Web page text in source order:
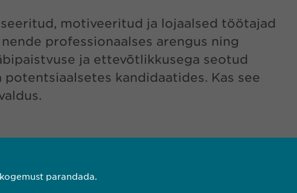
motiveeritud ja lojaalsed töötajad
professionaalses arengus ning
ja ettevõtlikkusega seotud
kandidaatides. Kas see
parandada.